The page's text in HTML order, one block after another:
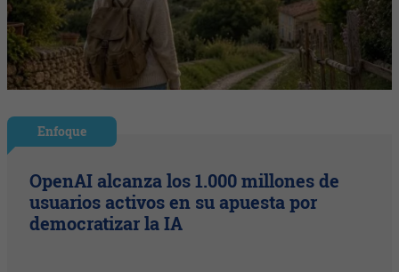
Enfoque
OpenAI alcanza los 1.000 millones de
usuarios activos en su apuesta por
democratizar la IA